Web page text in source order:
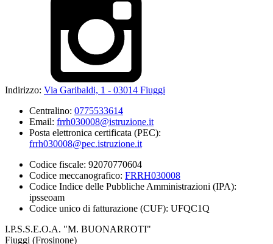
Indirizzo: Via Garibaldi, 1 - 03014 Fiuggi
Centralino: 0775533614
Email: frrh030008@istruzione.it
Posta elettronica certificata (PEC):
frrh030008@pec.istruzione.it
Codice fiscale: 92070770604
Codice meccanografico: FRRH030008
Codice Indice delle Pubbliche Amministrazioni (IPA):
ipsseoam
Codice unico di fatturazione (CUF): UFQC1Q
I.P.S.S.E.O.A. "M. BUONARROTI"
Fiuggi (Frosinone)